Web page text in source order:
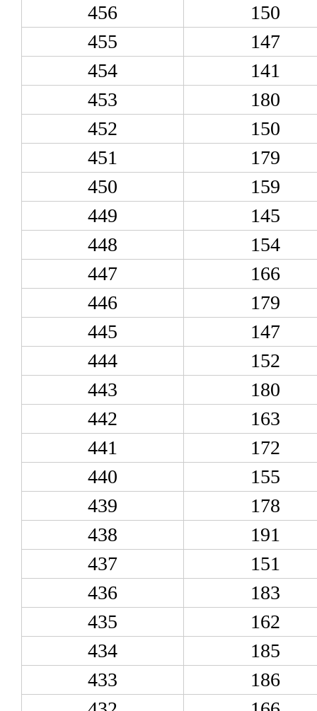
456
150
455
147
454
141
453
180
452
150
451
179
450
159
449
145
448
154
447
166
446
179
445
147
444
152
443
180
442
163
441
172
440
155
439
178
438
191
437
151
436
183
435
162
434
185
433
186